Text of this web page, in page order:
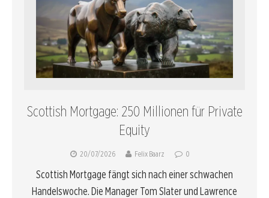
Scottish Mortgage: 250 Millionen für Private
Equity
20/07/2026 Felix Baarz 0
Scottish Mortgage fängt sich nach einer schwachen
Handelswoche. Die Manager Tom Slater und Lawrence